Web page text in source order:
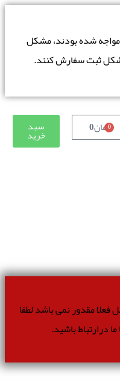
شده بودند، مشکل
ثبت سفارش کنند.
تومان0 0 سبد
خرید
فعلا مقدور نمی باشد لطفا
درارتباط باشید.